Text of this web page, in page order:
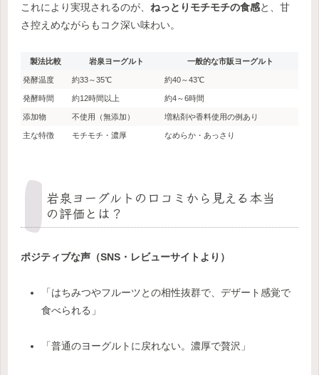
これにより実現されるのが、 ねっとりモチモチの食感と、甘
さ控えめながらもコク深い味わい。
製法比較 岩泉ヨーグルト 一般的な市販ヨーグルト
発酵温度 約33～35℃ 約40～43℃
発酵時間 約12時間以上 約4～6時間
添加物 不使用（無添加） 増粘剤や香料使用の例あり
主な特徴 モチモチ・濃厚 なめらか・あっさり
岩泉ヨーグルトの口コミから見える本当
の評価とは？
ポジティブな声（SNS・レビューサイトより）
「はちみつやフルーツとの相性抜群で、デザート感覚で
食べられる」
「普通のヨーグルトに戻れない。濃厚で贅沢」